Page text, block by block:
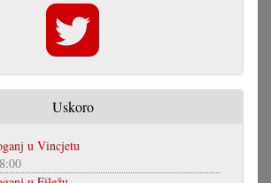
Uskoro
u Vincjetu